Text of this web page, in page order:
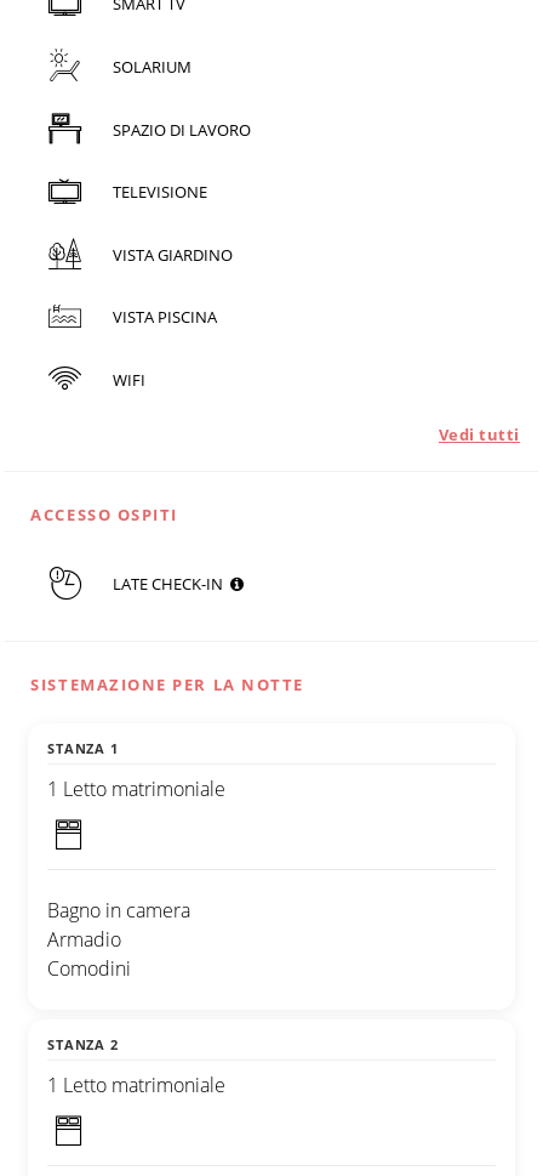
SOLARIUM
SPAZIO DI LAVORO
TELEVISIONE
VISTA GIARDINO
VISTA PISCINA
WIFI
Vedi tutti
ACCESSO OSPITI
LATE CHECK-IN
SISTEMAZIONE PER LA NOTTE
STANZA 1
1 Letto matrimoniale
Bagno in camera
Armadio
Comodini
STANZA 2
1 Letto matrimoniale